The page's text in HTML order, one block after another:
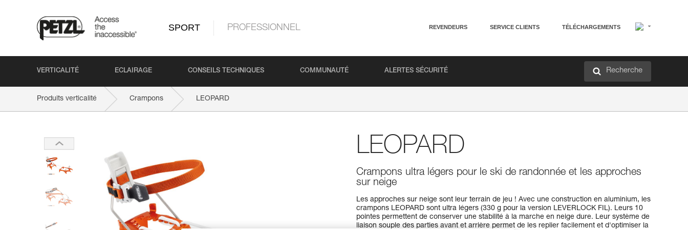
SPORT PROFESSIONNEL REVENDEURS SERVICE CLIENTS TÉLÉCHARGEMENTS
VERTICALITÉ ECLAIRAGE CONSEILS TECHNIQUES COMMUNAUTÉ ALERTES SÉCURITÉ Recherche
Produits verticalité Crampons LEOPARD
LEOPARD
Crampons ultra légers pour le ski de randonnée et les approches
sur neige
Les approches sur neige sont leur terrain de jeu ! Avec une construction en aluminium, les
crampons LEOPARD sont ultra légers (330 g pour la version LEVERLOCK FIL). Leurs 10
pointes permettent de conserver une stabilité à la marche en neige dure. Leur système de
liaison souple des parties avant et arrière permet de les replier facilement et d'optimiser la